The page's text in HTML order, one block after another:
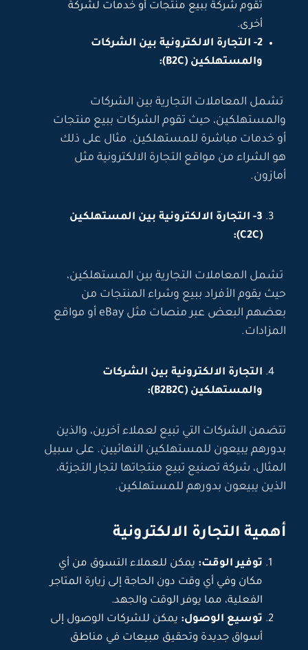
تقوم شركة ببيع منتجات أو خدمات لشركة
أخرى.
2- التجارة الالكترونية بين الشركات
والمستهلكين (B2C):
تشمل المعاملات التجارية بين الشركات
والمستهلكين، حيث تقوم الشركات ببيع منتجات
أو خدمات مباشرة للمستهلكين. مثال على ذلك
هو الشراء من مواقع التجارة الالكترونية مثل
أمازون.
3- التجارة الالكترونية بين المستهلكين
(C2C):
تشمل المعاملات التجارية بين المستهلكين،
حيث يقوم الأفراد ببيع وشراء المنتجات من
بعضهم البعض عبر منصات مثل eBay أو مواقع
المزادات.
التجارة الالكترونية بين الشركات
والمستهلكين (B2B2C):
تتضمن الشركات التي تبيع لعملاء آخرين، والذين
بدورهم يبيعون للمستهلكين النهائيين. على سبيل
المثال، شركة تصنيع تبيع منتجاتها لتجار التجزئة،
الذين يبيعون بدورهم للمستهلكين.
أهمية التجارة الالكترونية
توفير الوقت: يمكن للعملاء التسوق من أي
مكان وفي أي وقت دون الحاجة إلى زيارة المتاجر
الفعلية، مما يوفر الوقت والجهد.
توسيع الوصول: يمكن للشركات الوصول إلى
أسواق جديدة وتحقيق مبيعات في مناطق